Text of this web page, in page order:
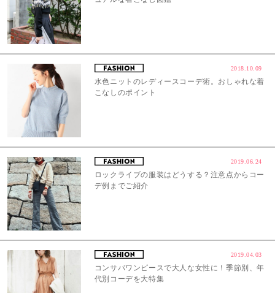
2018.10.09
水色ニットのレディースコーデ術。おしゃれな着
こなしのポイント
2019.06.24
ロックライブの服装はどうする？注意点からコー
デ例までご紹介
2019.04.03
コンサバワンピースで大人な女性に！季節別、年
代別コーデを大特集